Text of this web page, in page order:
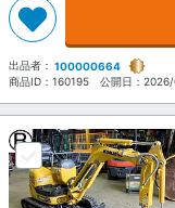
出品者： 100000664
商品ID： 160195 公開日：